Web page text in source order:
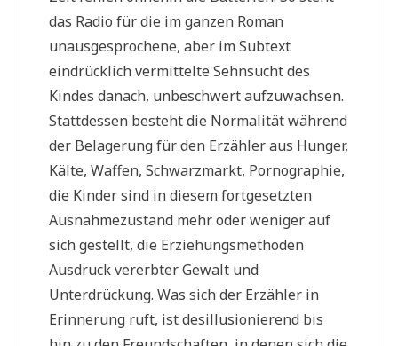
das Radio für die im ganzen Roman
unausgesprochene, aber im Subtext
eindrücklich vermittelte Sehnsucht des
Kindes danach, unbeschwert aufzuwachsen.
Stattdessen besteht die Normalität während
der Belagerung für den Erzähler aus Hunger,
Kälte, Waffen, Schwarzmarkt, Pornographie,
die Kinder sind in diesem fortgesetzten
Ausnahmezustand mehr oder weniger auf
sich gestellt, die Erziehungsmethoden
Ausdruck vererbter Gewalt und
Unterdrückung. Was sich der Erzähler in
Erinnerung ruft, ist desillusionierend bis